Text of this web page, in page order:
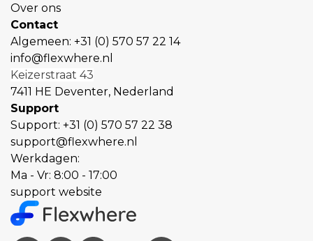
Over ons
Contact
Algemeen: +31 (0) 570 57 22 14
info@flexwhere.nl
Keizerstraat 43
7411 HE Deventer, Nederland
Support
Support: +31 (0) 570 57 22 38
support@flexwhere.nl
Werkdagen:
Ma - Vr: 8:00 - 17:00
support website